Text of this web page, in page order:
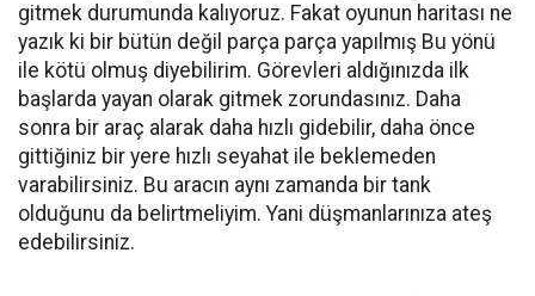
gitmek durumunda kalıyoruz. Fakat oyunun haritası ne
yazık ki bir bütün değil parça parça yapılmış Bu yönü
ile kötü olmuş diyebilirim. Görevleri aldığınızda ilk
başlarda yayan olarak gitmek zorundasınız. Daha
sonra bir araç alarak daha hızlı gidebilir, daha önce
gittiğiniz bir yere hızlı seyahat ile beklemeden
varabilirsiniz. Bu aracın aynı zamanda bir tank
olduğunu da belirtmeliyim. Yani düşmanlarınıza ateş
edebilirsiniz.